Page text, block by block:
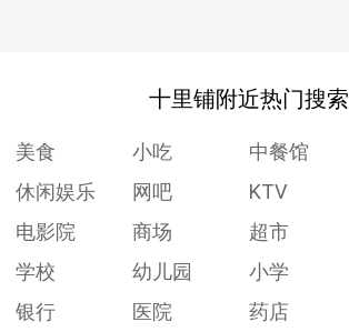
十里铺附近热门搜索
美食 小吃 中餐馆
休闲娱乐
网吧 KTV
电影院
商场 超市
学校
幼儿园 小学
银行
医院 药店